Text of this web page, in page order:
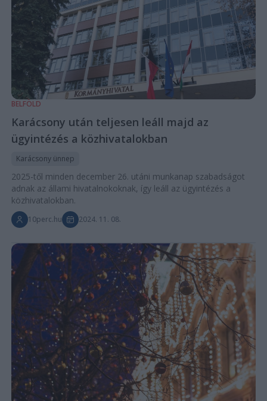
BELFÖLD
Karácsony után teljesen leáll majd az
ügyintézés a közhivatalokban
Karácsony ünnep
2025-től minden december 26. utáni munkanap szabadságot
adnak az állami hivatalnokoknak, így leáll az ügyintézés a
közhivatalokban.
10perc.hu 2024. 11. 08.